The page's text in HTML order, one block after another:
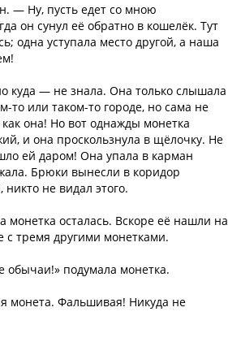
— Ну, пусть едет со мною
он сунул её обратно в кошелёк. Тут
одна уступала место другой, а наша
куда — не знала. Она только слышала
то или таком-то городе, но сама не
она! Но вот однажды монетка
и она проскользнула в щёлочку. Не
ей даром! Она упала в карман
Брюки вынесли в коридор
не видал этого.
монетка осталась. Вскоре её нашли на
с тремя другими монетками.
обычаи!» подумала монетка.
монета. Фальшивая! Никуда не